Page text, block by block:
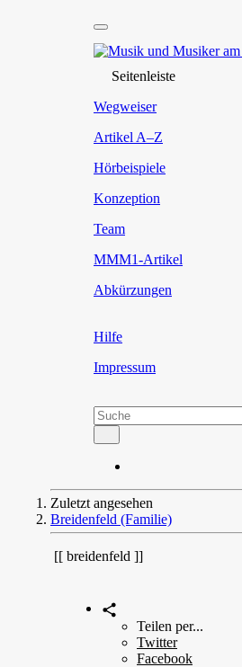
Seitenleiste
Wegweiser
Artikel A–Z
Hörbeispiele
Konzeption
Team
MMM1-Artikel
Abkürzungen
Hilfe
Impressum
Zuletzt angesehen
Breidenfeld (Familie)
breidenfeld
Teilen per...
Twitter
Facebook